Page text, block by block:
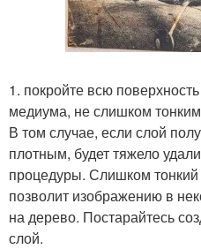
1. покройте всю
медиума, не слишком
В том случае, если слой
плотным, будет тяжело
процедуры. Слишком тонкий
позволит изображению в
на дерево. Постарайтесь
слой.